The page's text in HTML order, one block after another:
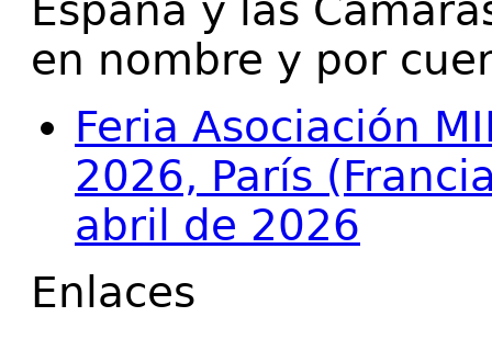
España y las
en nombre y por
Feria Asociación
2026, París
abril de 2026
Enlaces